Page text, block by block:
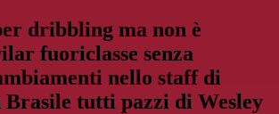
dribbling ma non è
fuoriclasse senza
nello staff di
tutti pazzi di Wesley